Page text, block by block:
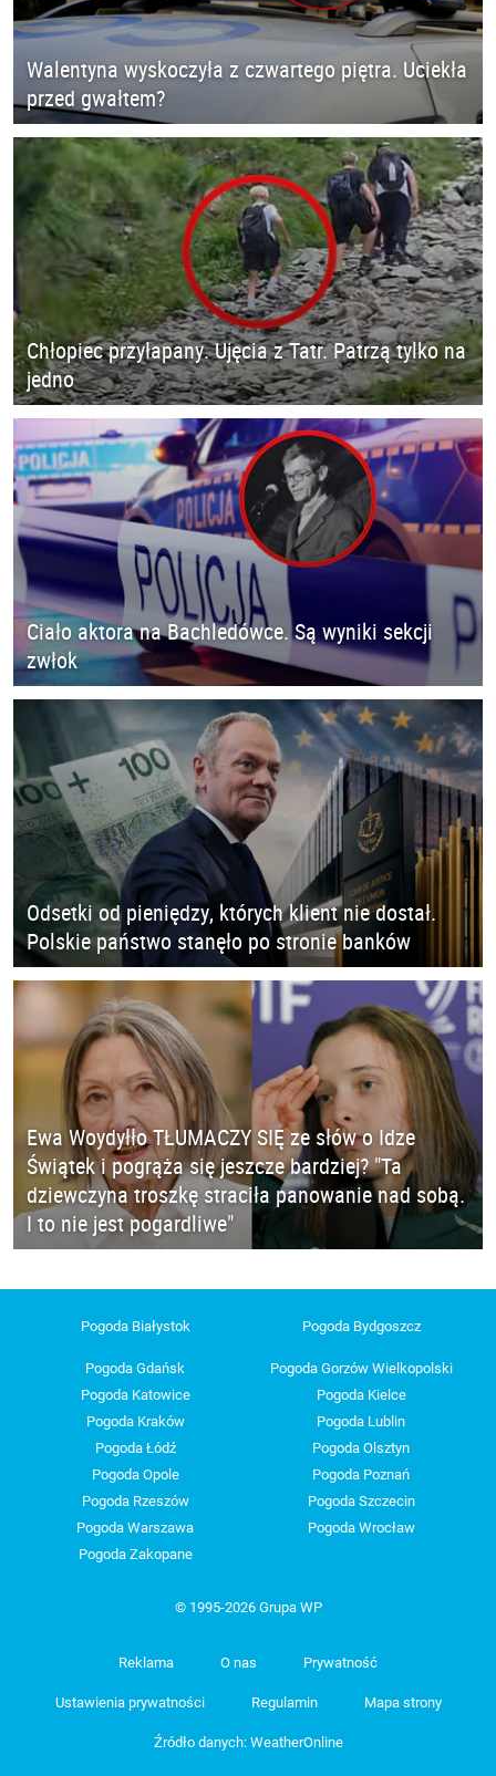
Walentyna wyskoczyła z czwartego piętra. Uciekła
przed gwałtem?
Chłopiec przyłapany. Ujęcia z Tatr. Patrzą tylko na
jedno
Ciało aktora na Bachledówce. Są wyniki sekcji
zwłok
Odsetki od pieniędzy, których klient nie dostał.
Polskie państwo stanęło po stronie banków
Ewa Woydyłło TŁUMACZY SIĘ ze słów o Idze
Świątek i pogrąża się jeszcze bardziej? "Ta
dziewczyna troszkę straciła panowanie nad sobą.
I to nie jest pogardliwe"
Pogoda Białystok Pogoda Bydgoszcz
Pogoda Gdańsk
Pogoda Gorzów Wielkopolski
Pogoda Katowice
Pogoda Kielce
Pogoda Kraków
Pogoda Lublin
Pogoda Łódź
Pogoda Olsztyn
Pogoda Opole
Pogoda Poznań
Pogoda Rzeszów
Pogoda Szczecin
Pogoda Warszawa
Pogoda Wrocław
Pogoda Zakopane
© 1995-2026 Grupa WP
Reklama O nas Prywatność
Ustawienia prywatności Regulamin Mapa strony
Źródło danych: WeatherOnline